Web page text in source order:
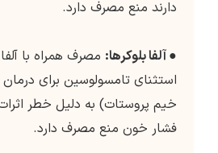
دارند منع مصرف دارد.
●آلفا بلوکرها: مصرف همراه با آلفا
استثنای تامسولوسین برای
خیم پروستات) به دلیل خطر
فشار خون منع مصرف دارد.